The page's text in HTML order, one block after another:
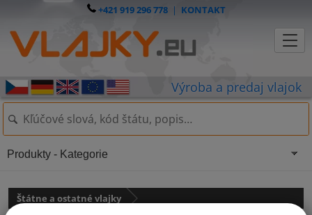
+421 919 296 778| KONTAKT
Štátne a ostatné vlajky
Produkty - Kategorie